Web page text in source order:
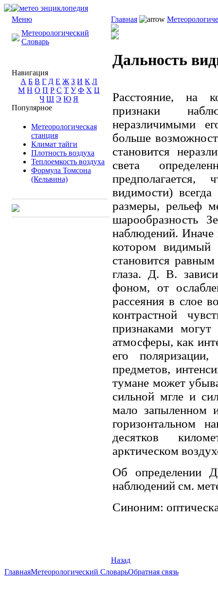
Меню
Метеорологический
Словарь
Навигация
А Б В Г Д Е Ж З И К Л
М Н О П Р С Т У Ф Х Ц
Ч Ш Э Ю Я
Популярное
Метеорологическая
станция
Климат тайги
Плотность воздуха
Теплоемкость воздуха
Формула Томсона
(Кельвина)
Главная
Дальность
Расстояние, на
признаки
неразличимыми
больше
становится
света
предполагается,
видимости)
размеры, рельеф
шарообразность
наблюдений.
котором видимый
становится
глаза. Д. В.
фоном, от
рассеяния в слое
контрастной
признаками могут
атмосферы, как
его
предметов,
тумане может
сильной мгле и
мало запыленном
горизонтальном
десятков
арктическом
Об определении
наблюдений см.
Синоним:
Назад
ГлавнаяМетеорологический СловарьОбратная связь